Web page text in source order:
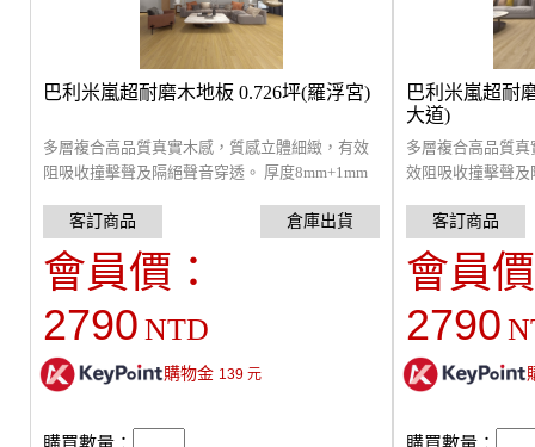
巴利米嵐超耐磨木地板 0.726坪(羅浮宮)
多層複合高品質真實木感，質感立體細緻，有效
阻吸收撞擊聲及隔絕聲音穿透。 厚度8mm+1mm
MaxBlock 阻尼隔音毯(3mm)可達44dB,採用卡扣
設計，可自行組裝。一盒0.726坪。雙北以外地區
每箱加收，運費300元/箱
會員價：
2790 NTD
購物金 139元
購買數量：
巴利米嵐超耐
大道)
多層複合高品質
效阻吸收撞擊聲
量。搭配
44dB,採用卡扣設
坪。雙北以外地
會員
2790
購買數量：